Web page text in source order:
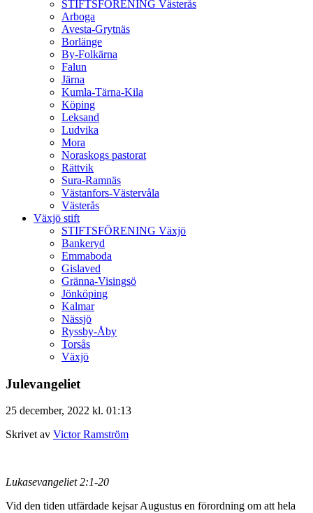
STIFTSFÖRENING Västerås
Arboga
Avesta-Grytnäs
Borlänge
By-Folkärna
Falun
Järna
Kumla-Tärna-Kila
Köping
Leksand
Ludvika
Mora
Noraskogs pastorat
Rättvik
Sura-Ramnäs
Västanfors-Västervåla
Västerås
Växjö stift
STIFTSFÖRENING Växjö
Bankeryd
Emmaboda
Gislaved
Gränna-Visingsö
Jönköping
Kalmar
Nässjö
Ryssby-Åby
Torsås
Växjö
Julevangeliet
25 december, 2022 kl. 01:13
Skrivet av Victor Ramström
Lukasevangeliet 2:1-20
Vid den tiden utfärdade kejsar Augustus en förordning om att hela